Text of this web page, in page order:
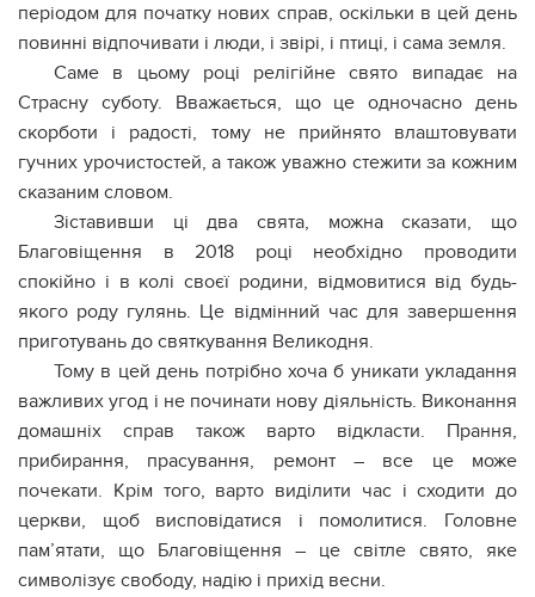
періодом для початку нових справ, оскільки в цей день
повинні відпочивати і люди, і звірі, і птиці, і сама земля.
Саме в цьому році релігійне свято випадає на
Страсну суботу. Вважається, що це одночасно день
скорботи і радості, тому не прийнято влаштовувати
гучних урочистостей, а також уважно стежити за кожним
сказаним словом.
Зіставивши ці два свята, можна сказати, що
Благовіщення в 2018 році необхідно проводити
спокійно і в колі своєї родини, відмовитися від будь-
якого роду гулянь. Це відмінний час для завершення
приготувань до святкування Великодня.
Тому в цей день потрібно хоча б уникати укладання
важливих угод і не починати нову діяльність. Виконання
домашніх справ також варто відкласти. Прання,
прибирання, прасування, ремонт – все це може
почекати. Крім того, варто виділити час і сходити до
церкви, щоб висповідатися і помолитися. Головне
пам’ятати, що Благовіщення – це світле свято, яке
символізує свободу, надію і прихід весни.